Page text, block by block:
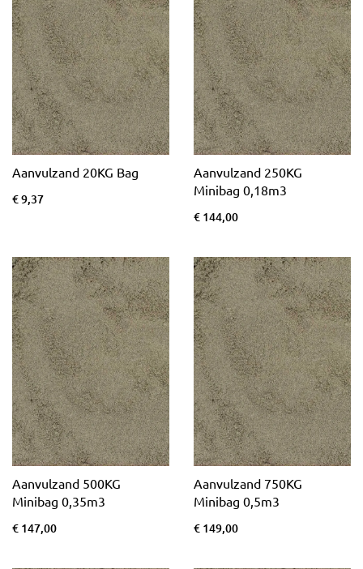
Aanvulzand 20KG Bag
€ 9,37
Aanvulzand 250KG
Minibag 0,18m3
€ 144,00
Aanvulzand 500KG
Minibag 0,35m3
€ 147,00
Aanvulzand 750KG
Minibag 0,5m3
€ 149,00